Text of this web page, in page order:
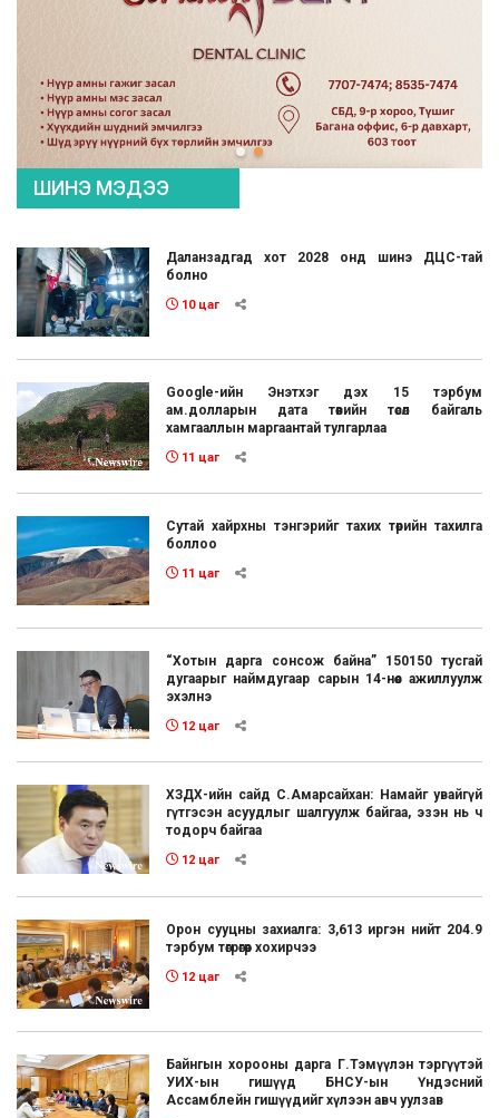
ШИНЭ МЭДЭЭ
Даланзадгад хот 2028 онд шинэ ДЦС-тай
болно
10 цаг
Google-ийн Энэтхэг дэх 15 тэрбум
ам.долларын дата төвийн төсөл байгаль
хамгааллын маргаантай тулгарлаа
11 цаг
Сутай хайрхны тэнгэрийг тахих төрийн тахилга
боллоо
11 цаг
“Хотын дарга сонсож байна” 150150 тусгай
дугаарыг наймдугаар сарын 14-нөөс ажиллуулж
эхэлнэ
12 цаг
ХЗДХ-ийн сайд С.Амарсайхан: Намайг увайгүй
гүтгэсэн асуудлыг шалгуулж байгаа, эзэн нь ч
тодорч байгаа
12 цаг
Орон сууцны захиалга: 3,613 иргэн нийт 204.9
тэрбум төгрөгөөр хохирчээ
12 цаг
Байнгын хорооны дарга Г.Тэмүүлэн тэргүүтэй
УИХ-ын гишүүд БНСУ-ын Үндэсний
Ассамблейн гишүүдийг хүлээн авч уулзав